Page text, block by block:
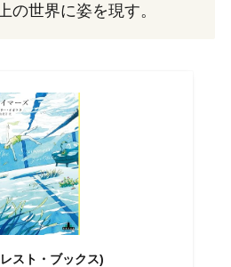
の世界に姿を現す。
スト・ブックス)